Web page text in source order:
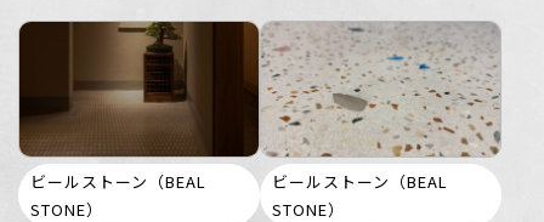
ビールストーン（BEAL
STONE）
ビールストーン（BEAL
STONE）